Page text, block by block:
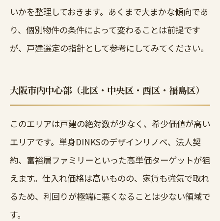
いかを整理しておきます。あくまで大まかな傾向であ
り、個別物件の条件によって変わることは前提です
が、戸建選定の指針として参考にしてみてください。
大阪市内中心部（北区・中央区・西区・福島区）
このエリアは戸建の絶対数が少なく、希少価値が高い
エリアです。単身DINKSのデザインリノベ、法人契
約、富裕層ファミリーといった高単価ターゲットが狙
えます。仕入れ価格は高いものの、家賃も強気で取れ
るため、利回りが極端に悪くなることは少ない領域で
す。